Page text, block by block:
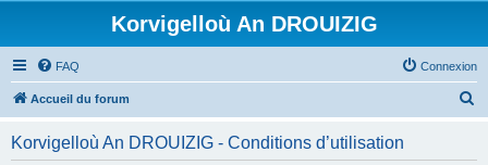
Korvigelloù An DROUIZIG
FAQ Connexion
Accueil du forum
Korvigelloù An DROUIZIG - Conditions d’utilisation